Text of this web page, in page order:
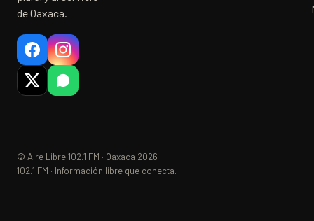
de Oaxaca.
© Aire Libre 102.1 FM · Oaxaca 2026
102.1 FM · Información libre que conecta.